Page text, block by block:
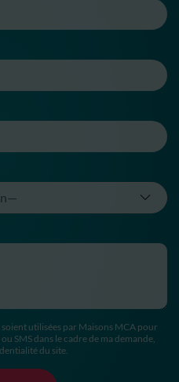
utilisées par Maisons MCA pour
SMS dans le cadre de ma demande,
du site.